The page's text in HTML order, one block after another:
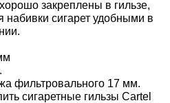
закреплены в гильзе,
набивки сигарет удобными в
фильтровального 17 мм.
сигаретные гильзы Cartel